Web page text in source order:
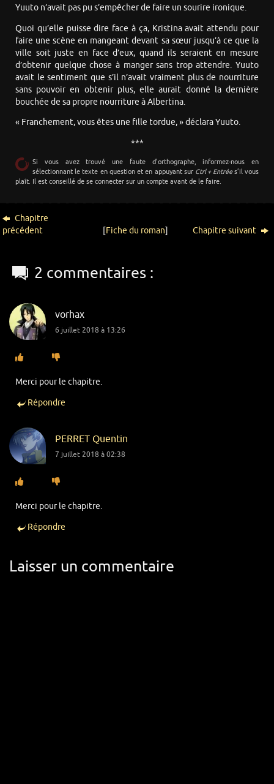
Yuuto n’avait pas pu s’empêcher de faire un sourire ironique.
Quoi qu’elle puisse dire face à ça, Kristina avait attendu pour
faire une scène en mangeant devant sa sœur jusqu’à ce que la
ville soit juste en face d’eux, quand ils seraient en mesure
d’obtenir quelque chose à manger sans trop attendre. Yuuto
avait le sentiment que s’il n’avait vraiment plus de nourriture
sans pouvoir en obtenir plus, elle aurait donné la dernière
bouchée de sa propre nourriture à Albertina.
« Franchement, vous êtes une fille tordue, » déclara Yuuto.
***
Si vous avez trouvé une faute d’orthographe, informez-nous en
sélectionnant le texte en question et en appuyant sur Ctrl + Entrées’il vous
plaît. Il est conseillé de se connecter sur un compte avant de le faire.
Chapitre
précédent
[Fiche du roman] Chapitre suivant
2 commentaires :
vorhax
6 juillet 2018 à 13:26
Merci pour le chapitre.
Répondre
PERRET Quentin
7 juillet 2018 à 02:38
Merci pour le chapitre.
Répondre
Laisser un commentaire